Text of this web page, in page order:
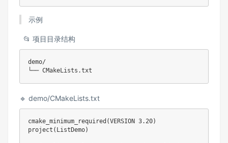
示例
📂 项目目录结构
demo/
🔹 demo/CMakeLists.txt
cmake_minimum_required(VERSION 3.20)
project(ListDemo)